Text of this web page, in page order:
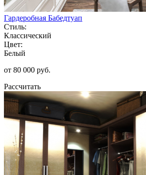
Гардеробная Бабедтуап
Стиль:
Классический
Цвет:
Белый
от 80 000 руб.
Рассчитать